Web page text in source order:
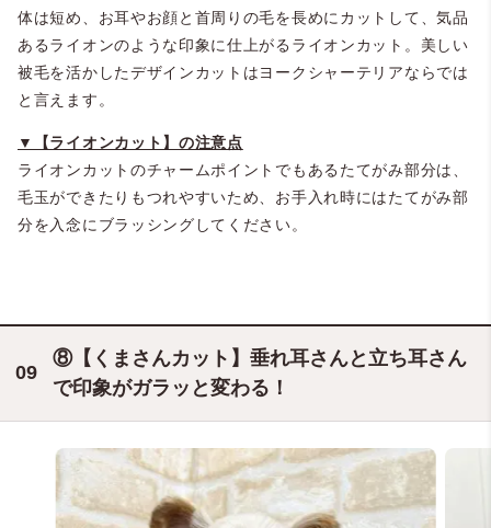
体は短め、お耳やお顔と首周りの毛を長めにカットして、気品
あるライオンのような印象に仕上がるライオンカット。美しい
被毛を活かしたデザインカットはヨークシャーテリアならでは
と言えます。
▼【ライオンカット】の注意点
ライオンカットのチャームポイントでもあるたてがみ部分は、
毛玉ができたりもつれやすいため、お手入れ時にはたてがみ部
分を入念にブラッシングしてください。
⑧【くまさんカット】垂れ耳さんと立ち耳さん
で印象がガラッと変わる！